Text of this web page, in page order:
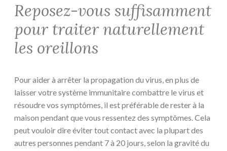
Reposez-vous suffisamment
pour traiter naturellement
les oreillons
Pour aider à arrêter la propagation du virus, en plus de
laisser votre système immunitaire combattre le virus et
résoudre vos symptômes, il est préférable de rester à la
maison pendant que vous ressentez des symptômes. Cela
peut vouloir dire éviter tout contact avec la plupart des
autres personnes pendant 7 à 20 jours, selon la gravité du